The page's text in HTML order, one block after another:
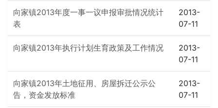
向家镇2013年度一事一议申报审批情况统计
表
2013-
07-11
向家镇2013年执行计划生育政策及工作情况
2013-
07-11
向家镇2013年土地征用、房屋拆迁公示公
告，资金发放标准
2013-
07-11